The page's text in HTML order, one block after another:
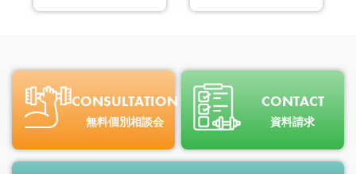
CONSULTATION
無料個別相談会
CONTACT
資料請求